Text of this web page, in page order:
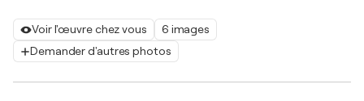
Voir l'œuvre chez vous
6 images
Demander d'autres photos